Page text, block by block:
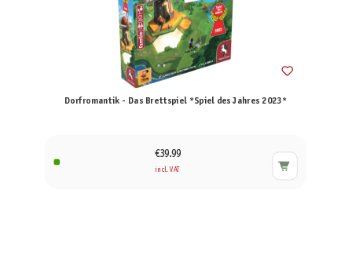
Dorfromantik - Das Brettspiel *Spiel des Jahres 2023*
€39.99
incl. VAT